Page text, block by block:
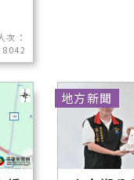
次：
8042
地方新聞